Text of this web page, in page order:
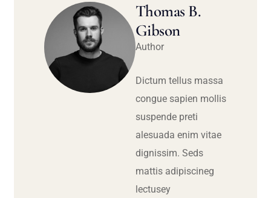
Thomas B.
Gibson
Author
Dictum tellus massa
congue sapien mollis
suspende preti
alesuada enim vitae
dignissim. Seds
mattis adipiscineg
lectusey